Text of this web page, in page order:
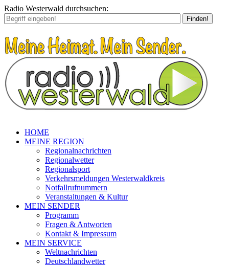
Radio Westerwald durchsuchen:
Finden!
HOME
MEINE REGION
Regionalnachrichten
Regionalwetter
Regionalsport
Verkehrsmeldungen Westerwaldkreis
Notfallrufnummern
Veranstaltungen & Kultur
MEIN SENDER
Programm
Fragen & Antworten
Kontakt & Impressum
MEIN SERVICE
Weltnachrichten
Deutschlandwetter